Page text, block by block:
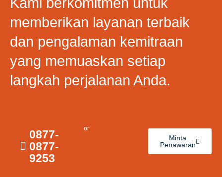
memberikan layanan terbaik
dan pengalaman kemitraan
yang memuaskan setiap
langkah perjalanan Anda.
0877-
0877-
9253
or
Minta
Penawaran